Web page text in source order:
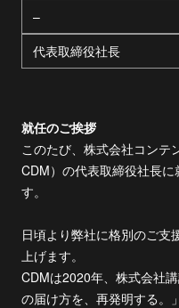
–
代表取締役社長
就任のご挨拶
このたび、株式会社コンテ
CDM）の代表取締役社長
す。
日頃より弊社に格別のご支
上げます。
CDMは2020年、株式会社
の届け方を、再発明する。